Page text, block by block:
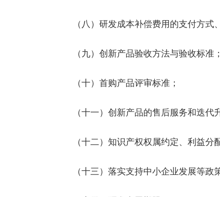
（八）研发成本补偿费用的支付方式
（九）创新产品验收方法与验收标准
（十）首购产品评审标准；
（十一）创新产品的售后服务和迭代
（十二）知识产权权属约定、利益分
（十三）落实支持中小企业发展等政